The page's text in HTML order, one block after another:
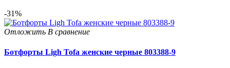
-31%
Отложить В сравнение
Ботфорты Ligh Tofa женские черные 803388-9